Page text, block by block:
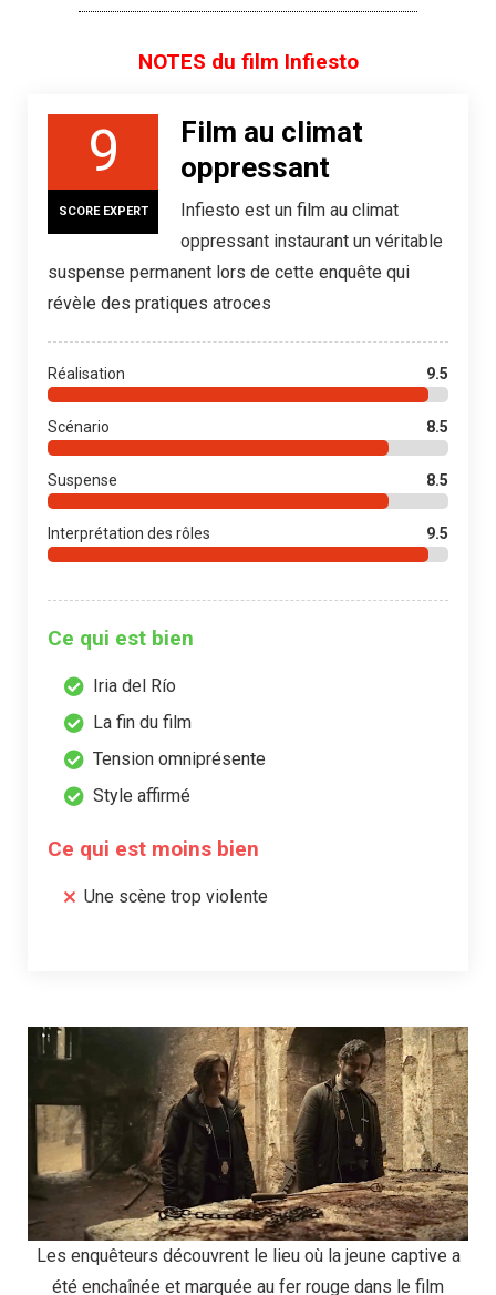
NOTES du film Infiesto
9
SCORE EXPERT
Film au climat
oppressant
Infiesto est un film au climat
oppressant instaurant un véritable
suspense permanent lors de cette enquête qui
révèle des pratiques atroces
Réalisation 9.5
Scénario 8.5
Suspense 8.5
Interprétation des rôles 9.5
Ce qui est bien
Iria del Río
La fin du film
Tension omniprésente
Style affirmé
Ce qui est moins bien
Une scène trop violente
Les enquêteurs découvrent le lieu où la jeune captive a
été enchaînée et marquée au fer rouge dans le film